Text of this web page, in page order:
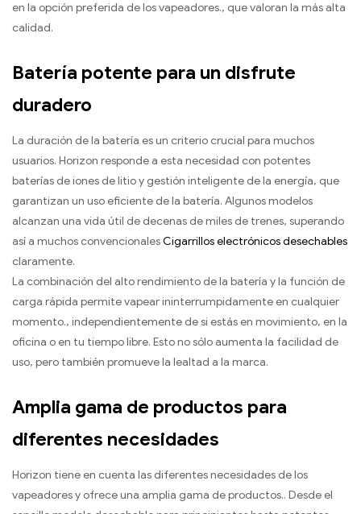
en la opción preferida de los vapeadores., que valoran la más alta
calidad.
Batería potente para un disfrute
duradero
La duración de la batería es un criterio crucial para muchos
usuarios. Horizon responde a esta necesidad con potentes
baterías de iones de litio y gestión inteligente de la energía, que
garantizan un uso eficiente de la batería. Algunos modelos
alcanzan una vida útil de decenas de miles de trenes, superando
así a muchos convencionalesCigarrillos electrónicos desechables
claramente.
La combinación del alto rendimiento de la batería y la función de
carga rápida permite vapear ininterrumpidamente en cualquier
momento., independientemente de si estás en movimiento, en la
oficina o en tu tiempo libre. Esto no sólo aumenta la facilidad de
uso, pero también promueve la lealtad a la marca.
Amplia gama de productos para
diferentes necesidades
Horizon tiene en cuenta las diferentes necesidades de los
vapeadores y ofrece una amplia gama de productos.. Desde el